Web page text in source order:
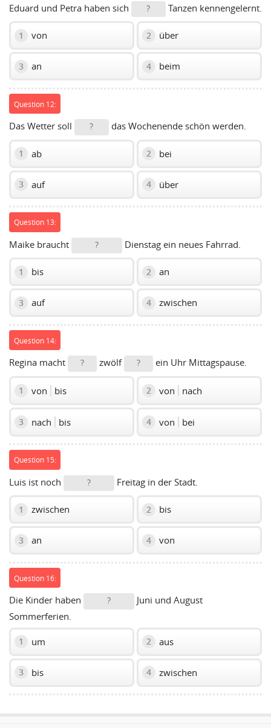
Eduard und Petra haben sich ? Tanzen kennengelernt.
1 von 2 über
3 an 4 beim
Question 12:
Das Wetter soll ? das Wochenende schön werden.
1 ab 2 bei
3 auf 4 über
Question 13:
Maike braucht ? Dienstag ein neues Fahrrad.
1 bis 2 an
3 auf 4 zwischen
Question 14:
Regina macht ? zwölf ? ein Uhr Mittagspause.
1 von bis 2 von nach
3 nach bis 4 von bei
Question 15:
Luis ist noch ? Freitag in der Stadt.
1 zwischen 2 bis
3 an 4 von
Question 16:
Die Kinder haben ?
Juni und August
Sommerferien.
1 um 2 aus
3 bis 4 zwischen